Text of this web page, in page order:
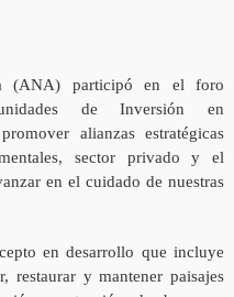
(ANA) participó en el foro
de Inversión en
alianzas estratégicas
sector privado y el
en el cuidado de nuestras
en desarrollo que incluye
restaurar y mantener paisajes